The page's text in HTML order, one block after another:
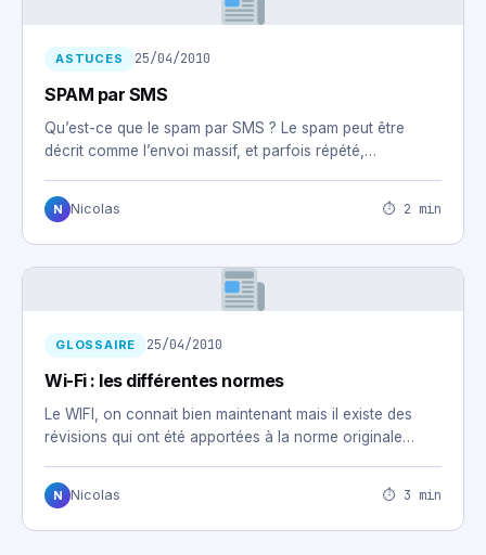
ASTUCES 25/04/2010
SPAM par SMS
Qu’est-ce que le spam par SMS ? Le spam peut être
décrit comme l’envoi massif, et parfois répété,…
N Nicolas ⏱ 2 min
GLOSSAIRE 25/04/2010
Wi-Fi : les différentes normes
Le WIFI, on connait bien maintenant mais il existe des
révisions qui ont été apportées à la norme originale…
N Nicolas ⏱ 3 min